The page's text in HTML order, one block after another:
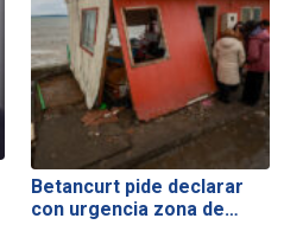
Betancurt pide declarar
con urgencia zona de…